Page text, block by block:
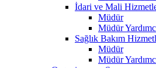
İdari ve Mali
Müdür
Müdür
Sağlık Bakım
Müdür
Müdür